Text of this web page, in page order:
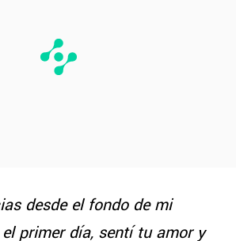
desde el fondo de mi
primer día, sentí tu amor y